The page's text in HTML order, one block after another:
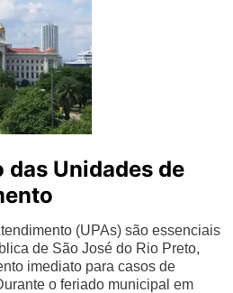
das Unidades de
(UPAs) são essenciais
de São José do Rio Preto,
imediato para casos de
o feriado municipal em